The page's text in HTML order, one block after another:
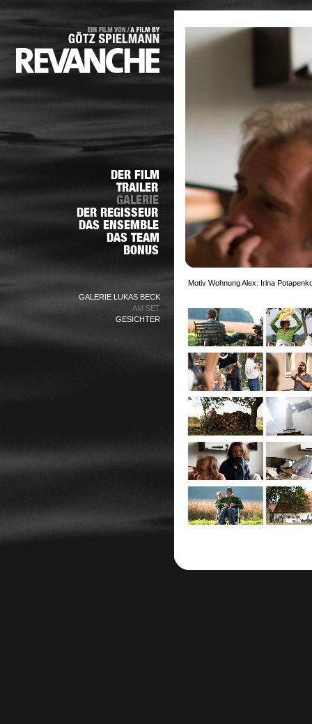
GALERIE LUKAS BECK
AM SET
GESICHTER
Motiv Wohnung Alex: Irina